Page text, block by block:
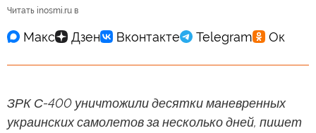
Читать inosmi.ru в
ЗРК С-400 уничтожили десятки маневренных
украинских самолетов за несколько дней, пишет